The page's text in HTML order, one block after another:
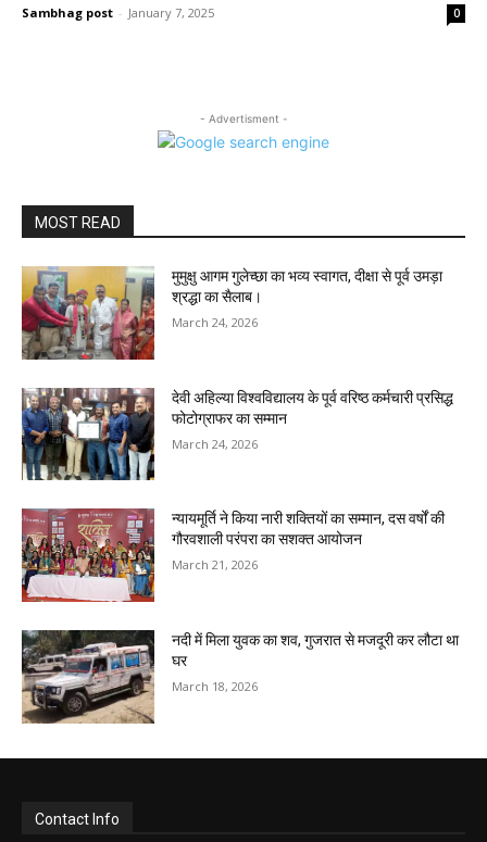
Sambhag post - January 7, 2025 0
- Advertisment -
MOST READ
मुमुक्षु आगम गुलेच्छा का भव्य स्वागत, दीक्षा से पूर्व उमड़ा
श्रद्धा का सैलाब।
March 24, 2026
देवी अहिल्या विश्वविद्यालय के पूर्व वरिष्ठ कर्मचारी प्रसिद्ध
फोटोग्राफर का सम्मान
March 24, 2026
न्यायमूर्ति ने किया नारी शक्तियों का सम्मान, दस वर्षों की
गौरवशाली परंपरा का सशक्त आयोजन
March 21, 2026
नदी में मिला युवक का शव, गुजरात से मजदूरी कर लौटा था
घर
March 18, 2026
Contact Info